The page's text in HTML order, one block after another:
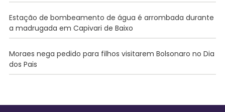
Estação de bombeamento de água é arrombada durante
a madrugada em Capivari de Baixo
Moraes nega pedido para filhos visitarem Bolsonaro no Dia
dos Pais